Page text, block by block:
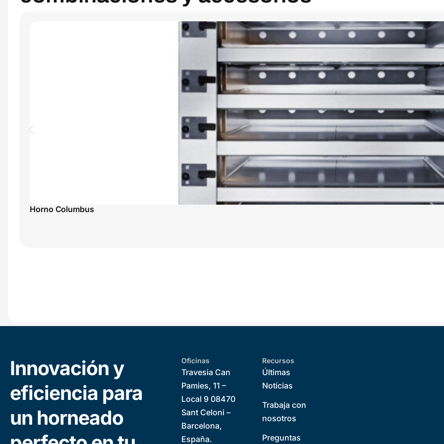
Horno Columbus
Innovación y
eficiencia para
un horneado
Oficinas
Travesia Can
Pamies, 11 –
Local 9 08470
Sant Celoni –
Barcelona,
España.
Recursos
Últimas
Notícias
Trabaja con
nosotros
Preguntas